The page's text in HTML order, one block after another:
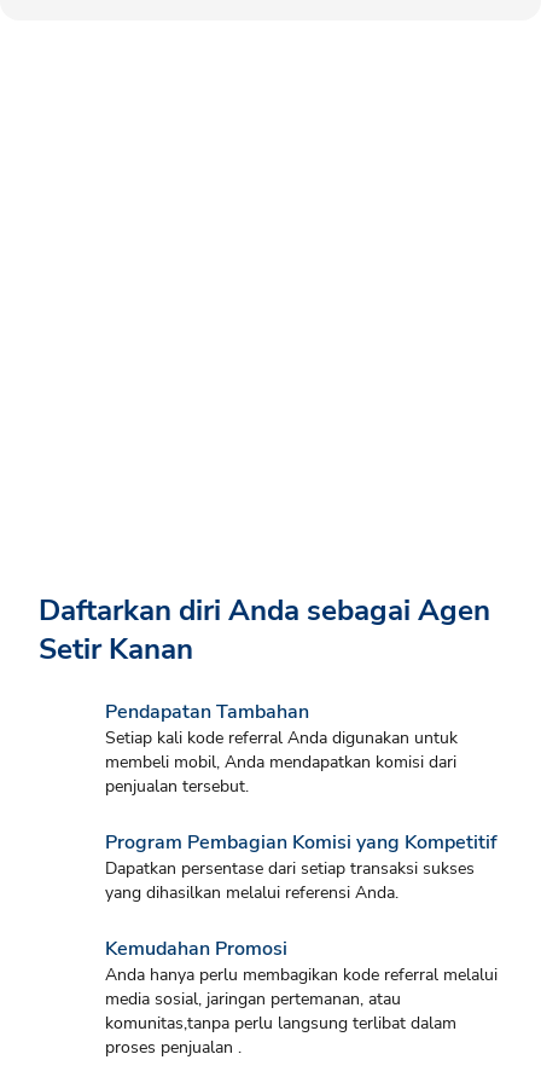
Daftarkan diri Anda sebagai Agen
Setir Kanan
Pendapatan Tambahan
Setiap kali kode referral Anda digunakan untuk
membeli mobil, Anda mendapatkan komisi dari
penjualan tersebut.
Program Pembagian Komisi yang Kompetitif
Dapatkan persentase dari setiap transaksi sukses
yang dihasilkan melalui referensi Anda.
Kemudahan Promosi
Anda hanya perlu membagikan kode referral melalui
media sosial, jaringan pertemanan, atau
komunitas,tanpa perlu langsung terlibat dalam
proses penjualan .